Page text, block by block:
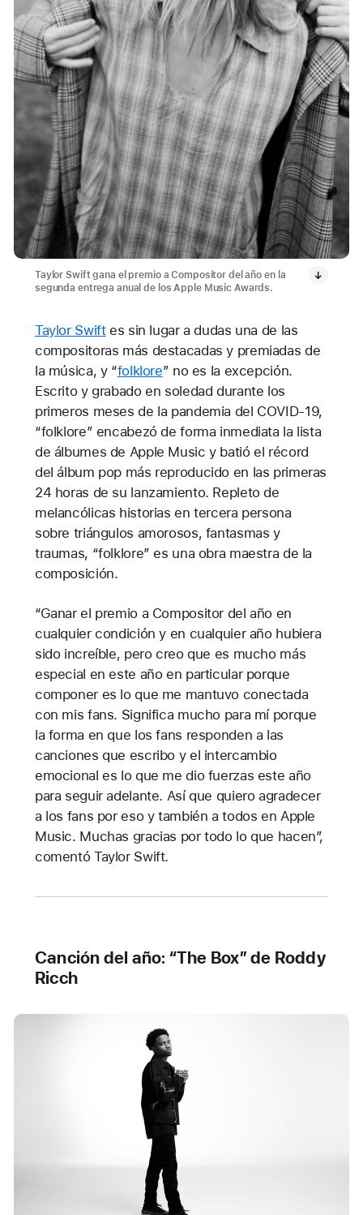
Taylor Swift gana el premio a Compositor del año en la
segunda entrega anual de los Apple Music Awards.
Taylor Swiftes sin lugar a dudas una de las
compositoras más destacadas y premiadas de
la música, y “folklore” no es la excepción.
Escrito y grabado en soledad durante los
primeros meses de la pandemia del COVID-19,
“folklore” encabezó de forma inmediata la lista
de álbumes de Apple Music y batió el récord
del álbum pop más reproducido en las primeras
24 horas de su lanzamiento. Repleto de
melancólicas historias en tercera persona
sobre triángulos amorosos, fantasmas y
traumas, “folklore” es una obra maestra de la
composición.
“Ganar el premio a Compositor del año en
cualquier condición y en cualquier año hubiera
sido increíble, pero creo que es mucho más
especial en este año en particular porque
componer es lo que me mantuvo conectada
con mis fans. Significa mucho para mí porque
la forma en que los fans responden a las
canciones que escribo y el intercambio
emocional es lo que me dio fuerzas este año
para seguir adelante. Así que quiero agradecer
a los fans por eso y también a todos en Apple
Music. Muchas gracias por todo lo que hacen”,
comentó Taylor Swift.
Canción del año: “The Box” de Roddy
Ricch